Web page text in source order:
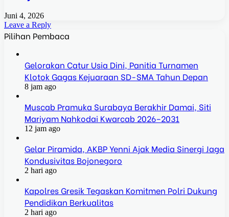
Juni 4, 2026
Leave a Reply
Pilihan Pembaca
Gelorakan Catur Usia Dini, Panitia Turnamen
Klotok Gagas Kejuaraan SD-SMA Tahun Depan
8 jam ago
Muscab Pramuka Surabaya Berakhir Damai, Siti
Mariyam Nahkodai Kwarcab 2026–2031
12 jam ago
Gelar Piramida, AKBP Yenni Ajak Media Sinergi Jaga
Kondusivitas Bojonegoro
2 hari ago
Kapolres Gresik Tegaskan Komitmen Polri Dukung
Pendidikan Berkualitas
2 hari ago